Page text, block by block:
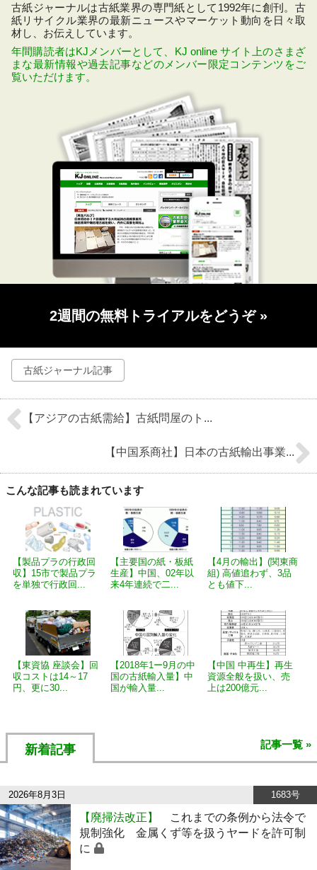
古紙ジャーナルは古紙業界の専門紙として1992年に創刊。古
紙リサイクル業界の最新ニュースやマーケット動向を日々取
材し、お伝えしています。
年間購読者はKJメンバーとして、KJ online サイト上のさまざ
まな最新情報や過去記事などのメンバー限定コンテンツをご
覧いただけます。
2週間の無料トライアルをどうぞ »
古紙ジャーナル記事
【アジアの古紙需給】古紙問屋のト...
【中国系商社】日本の古紙輸出事業...
こんな記事も読まれています
【製品プラの行政回
収】15市で製品プラ
を単独で行政回...
【主要国の紙・板紙
生産】中国、02年以
来4年連続で二...
【4月の輸出】(関東商
組) 高値追わず、3品
とも値下...
【東資協 座談会】回
収コストは14～17
円、更に30...
【2018年1ー9月の中
国の古紙輸入量】中
国が輸入量...
【中国 中再生】再生
資源全般を扱い、売
上は200億元...
新着記事 記事一覧 »
2026年8月3日 1683号
【廃掃法改正】
これまでの条例から法令で
規制強化 金属くず等を扱うヤードを許可制
に